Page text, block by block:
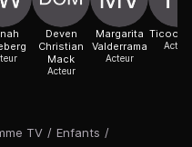
TV / Enfants /
Deven
Christian
Mack
Acteur
Margarita
Valderrama
Acteur
Ticoon
Acteur